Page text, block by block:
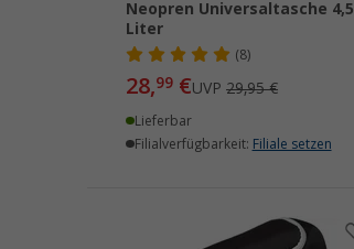
Neopren Universaltasche 4,5
Liter
(8)
28,99 €UVP29,95 €
Lieferbar
Filialverfügbarkeit: Filiale setzen